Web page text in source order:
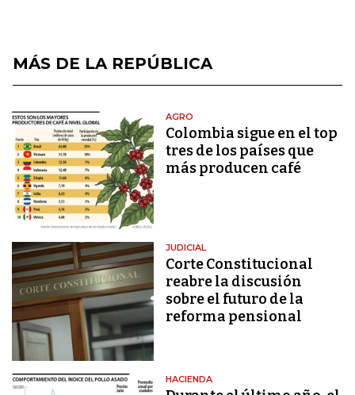
MÁS DE LA REPÚBLICA
AGRO
Colombia sigue en el top
tres de los países que
más producen café
JUDICIAL
Corte Constitucional
reabre la discusión
sobre el futuro de la
reforma pensional
HACIENDA